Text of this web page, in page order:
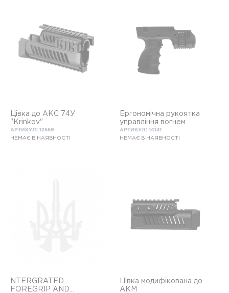
Цівка до AKС 74У
"Krinkov"
АРТИКУЛ: 12559
НЕМАЄ В НАЯВНОСТІ
Ергономічна рукоятка
управління вогнем
АРТИКУЛ: 14131
НЕМАЄ В НАЯВНОСТІ
NTERGRATED
FOREGRIP AND
Цівка модифікована до
АКМ